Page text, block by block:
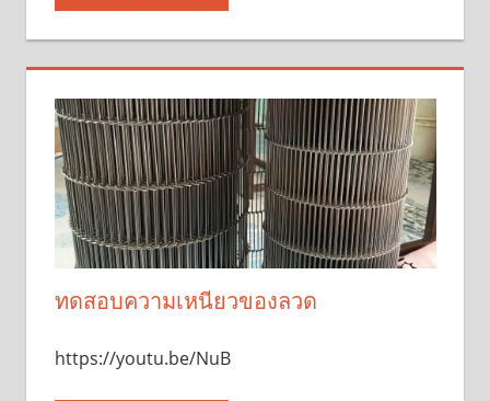
ทดสอบความเหนียวของลวด
https://youtu.be/NuB